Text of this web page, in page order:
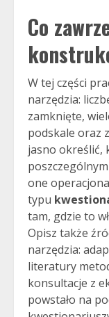
Co
W tej części
narzędzia:
zamknięte,
podskale oraz
jasno określić,
one
typu
tam, gdzie to
Opisz także
narzędzia:
literatury
konsultacje z
powstało na